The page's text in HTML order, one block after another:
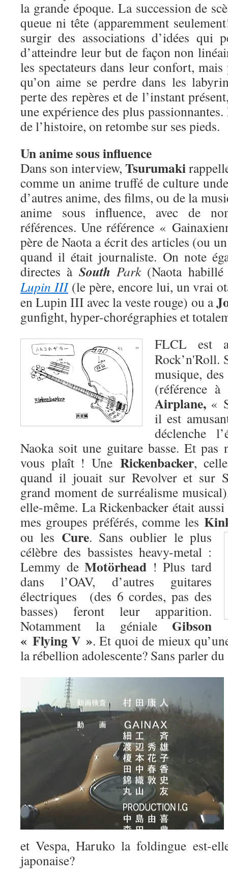
la grande époque. La succession de
queue ni tête (apparemment
surgir des associations d’idées qui
d’atteindre leur but de façon non
les spectateurs dans leur confort,
qu’on aime se perdre dans les
perte des repères et de l’instant
une expérience des plus
de l’histoire, on retombe sur ses pieds.
Un anime sous influence
Dans son interview,Tsurumaki
comme un anime truffé de culture
d’autres anime, des films, ou de la
anime sous influence, avec de
références. Une référence «
père de Naota a écrit des articles (ou
quand il était journaliste. On note
directes à South Park(Naota
Lupin III(le père, encore lui, un vrai
en Lupin III avec la veste rouge) ou a
gunfight, hyper-chorégraphies et
FLCL est
Rock’n'Roll.
musique,
(référence
Airplane, «
il est
déclenche
Naoka soit une guitare basse. Et pas
vous plaît ! Une Rickenbacker,
quand il jouait sur Revolver et sur
grand moment de surréalisme
elle-même. La Rickenbacker était
mes groupes préférés, comme les
ou les Cure. Sans oublier le plus
célèbre des bassistes heavy-metal :
Lemmy deMotörhead ! Plus tard
dans l’OAV, d’autres guitares
électriques (des 6 cordes, pas des
basses) feront leur apparition.
Notamment la géniale Gibson
« Flying V ». Et quoi de mieux
la rébellion adolescente? Sans parler
et Vespa, Haruko la foldingue est-
japonaise?